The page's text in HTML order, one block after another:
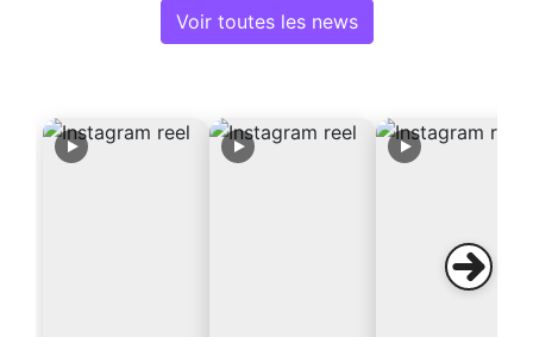
Voir toutes les news